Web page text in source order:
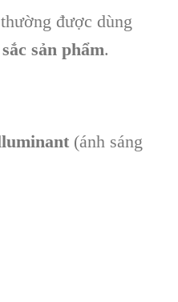
được dùng
sản phẩm.
(ánh sáng